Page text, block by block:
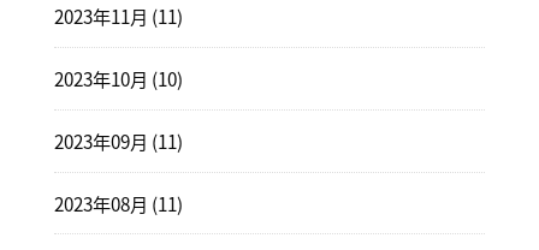
2023年11月 (11)
2023年10月 (10)
2023年09月 (11)
2023年08月 (11)